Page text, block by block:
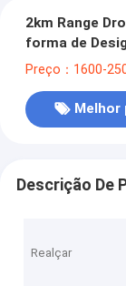
2km Range
forma de
Preço：1600-
Melhor
Descrição De
Realçar